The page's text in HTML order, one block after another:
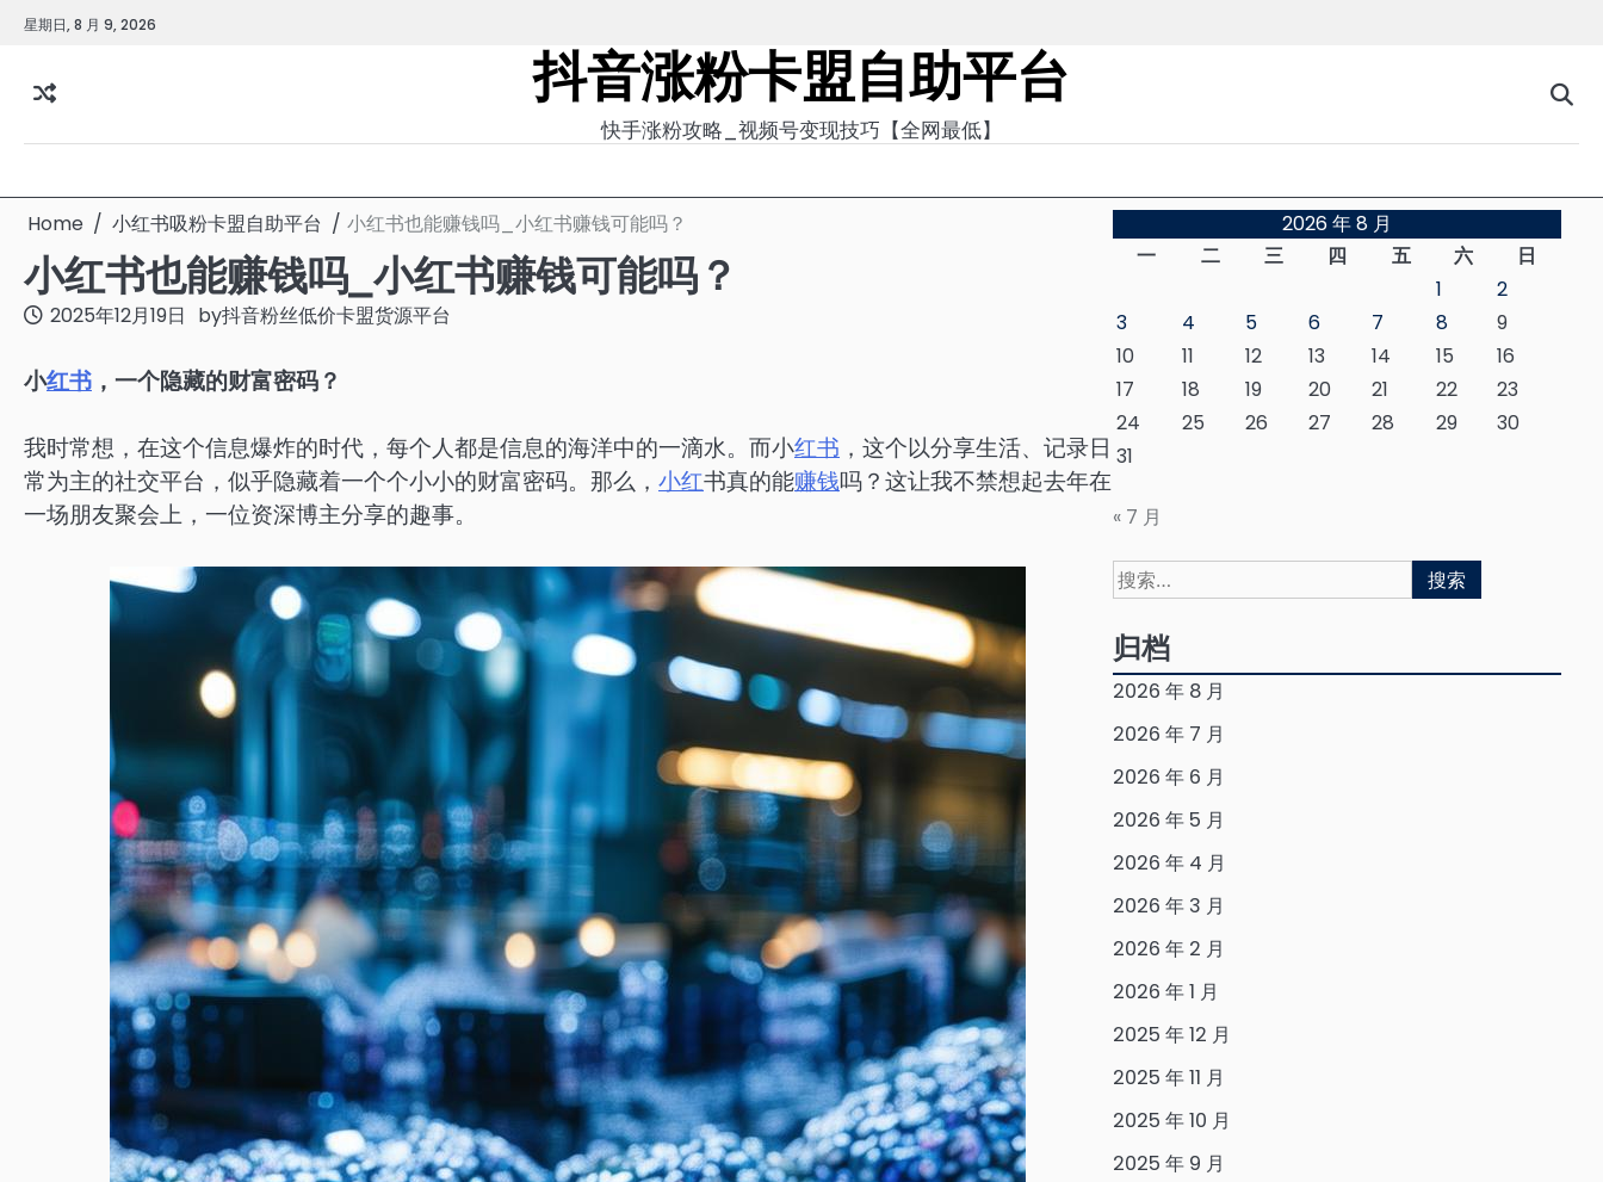
Skip星期日, 8 月 9, 2026
抖音涨粉卡盟自助平台
快手涨粉攻略_视频号变现技巧【全网最低】
Home 小红书吸粉卡盟自助平台 小红书也能赚钱吗_小红书赚钱可能吗？
小红书也能赚钱吗_小红书赚钱可能吗？
2025年12月19日 by抖音粉丝低价卡盟货源平台
小红书 ，一个隐藏的财富密码？
我时常想，在这个信息爆炸的时代，每个人都是信息的海洋中的一滴水。而小红书 ，这个以分享生活、记录日
常为主的社交平台，似乎隐藏着一个个小小的财富密码。那么， 小红书真的能赚钱吗？这让我不禁想起去年在
一场朋友聚会上，一位资深博主分享的趣事。
2026 年 8 月
一
二 三 四 五 六
日
1
2
3
4 5 6 7 8
9
10
11 12 13 14 15
16
17
18 19 20 21 22
23
24
25 26 27 28 29
30
31
« 7 月
搜
索：
归档
2026 年 8 月
2026 年 7 月
2026 年 6 月
2026 年 5 月
2026 年 4 月
2026 年 3 月
2026 年 2 月
2026 年 1 月
2025 年 12 月
2025 年 11 月
2025 年 10 月
2025 年 9 月